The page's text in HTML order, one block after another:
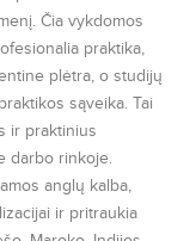
Čia vykdomos
praktika,
plėtra, o studijų
sąveika. Tai
ir praktinius
darbo rinkoje.
anglų kalba,
ir pritraukia